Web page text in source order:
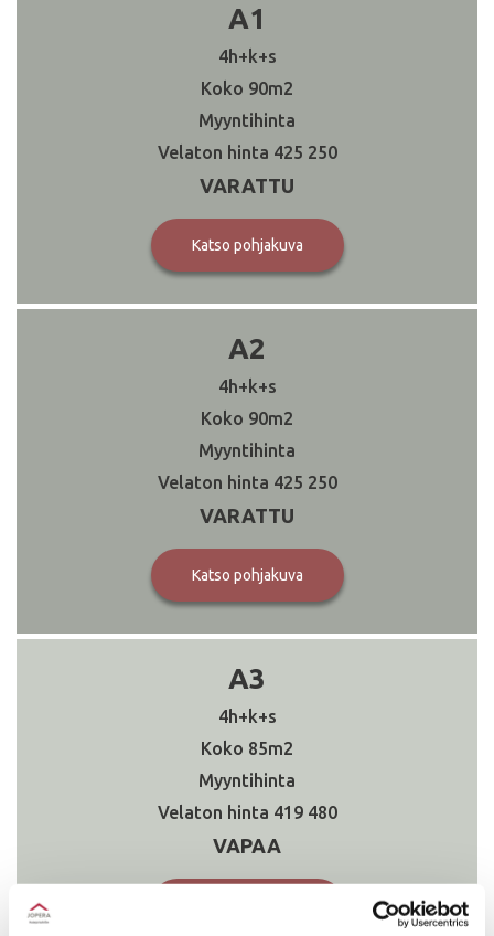
A1
4h+k+s
90
425 250
VARATTU
Katso pohjakuva
A2
4h+k+s
90
425 250
VARATTU
Katso pohjakuva
A3
4h+k+s
85
419 480
VAPAA